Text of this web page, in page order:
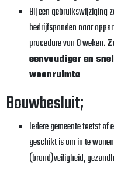
Bij een gebruikswijziging
bedrijfspanden naar
procedure van 8 weken.
eenvoudiger en
woonruimte
Bouwbesluit;
Iedere gemeente toetst
geschikt is om in te
(brand)veiligheid,